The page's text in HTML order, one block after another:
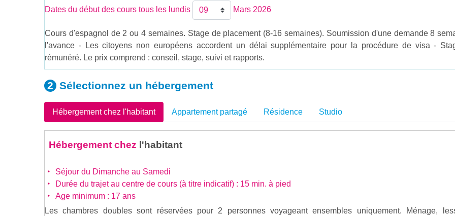
Dates du début des cours tous les lundis Mars 2026
Cours d'espagnol de 2 ou 4 semaines. Stage de placement (8-16 semaines). Soumission d'une demande 8
l'avance - Les citoyens non européens accordent un délai supplémentaire pour la procédure de visa -
rémunéré. Le prix comprend : conseil, stage, suivi et rapports.
Sélectionnez un hébergement
Hébergement chez l'habitant Appartement partagé Résidence Studio
Hébergement chez l'habitant
Séjour du Dimanche au Samedi
Durée du trajet au centre de cours (à titre indicatif) : 15 min. à pied
Age minimum : 17 ans
Les chambres doubles sont réservées pour 2 personnes voyageant ensembles uniquement. Ménage,